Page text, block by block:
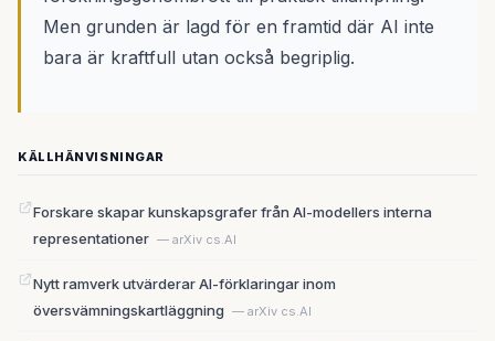
Men grunden är lagd för en framtid där AI inte
bara är kraftfull utan också begriplig.
KÄLLHÄNVISNINGAR
Forskare skapar kunskapsgrafer från AI-modellers interna
representationer — arXiv cs.AI
Nytt ramverk utvärderar AI-förklaringar inom
översvämningskartläggning — arXiv cs.AI